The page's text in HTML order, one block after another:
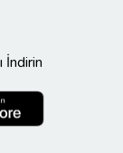
İndirin